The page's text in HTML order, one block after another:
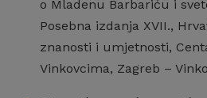
o Mladenu Barbariću i
Posebna izdanja XVII.,
znanosti i umjetnosti,
Vinkovcima, Zagreb –